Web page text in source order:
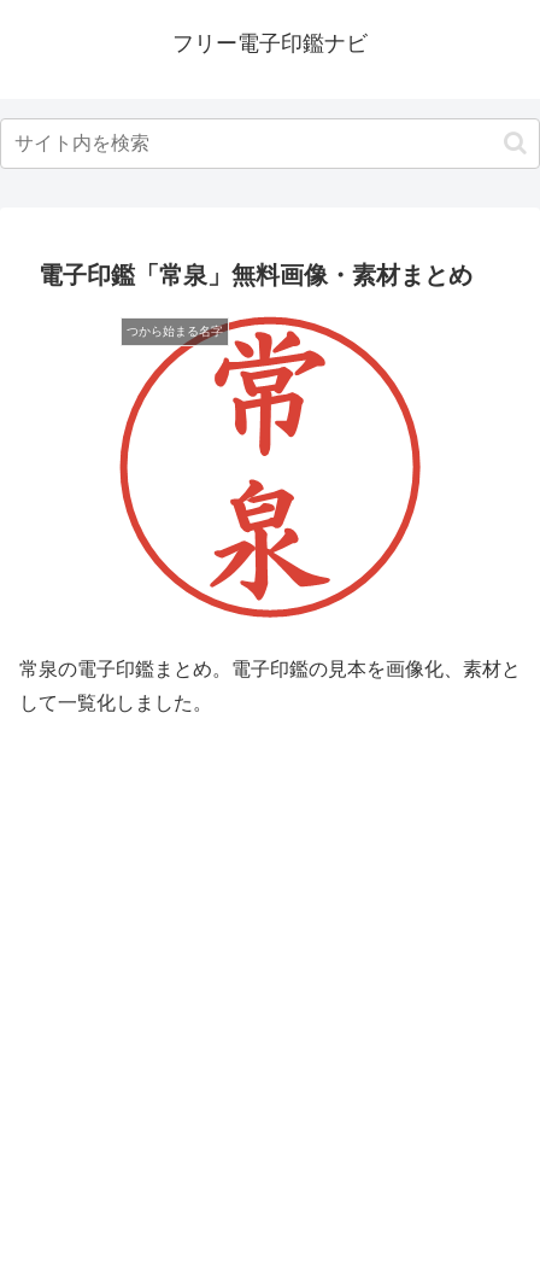
フリー電子印鑑ナビ
電子印鑑「常泉」無料画像・素材まとめ
つから始まる名字
常泉の電子印鑑まとめ。電子印鑑の見本を画像化、素材と
して一覧化しました。